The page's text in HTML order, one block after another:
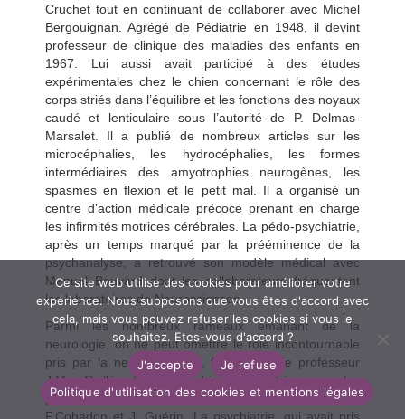
Cruchet tout en continuant de collaborer avec Michel
Bergouignan. Agrégé de Pédiatrie en 1948, il devint
professeur de clinique des maladies des enfants en
1967. Lui aussi avait participé à des études
expérimentales chez le chien concernant le rôle des
corps striés dans l’équilibre et les fonctions des noyaux
caudé et lenticulaire sous l’autorité de P. Delmas-
Marsalet. Il a publié de nombreux articles sur les
microcéphalies, les hydrocéphalies, les formes
intermédiaires des amyotrophies neurogènes, les
spasmes en flexion et le petit mal. Il a organisé un
centre d’action médicale précoce prenant en charge
les infirmités motrices cérébrales. La pédo-psychiatrie,
après un temps marqué par la prééminence de la
psychanalyse, a retrouvé son modèle médical avec
Manuel Bouvard dont les collaborateurs fréquentent
les laboratoires de Neurosciences.
Parmi les nombreux rameaux émanant de la
neurologie, on ne peut omettre le rôle incontournable
pris par la neuro-imagerie, fondée par le professeur
J.M. Caillé. La neurochirurgie, initiée par les
professeurs Louis, puis Henri Pouyanne, P.Leman,
F.Cohadon et J. Guérin. La psychiatrie, qui avait pris
Ce site web utilise des cookies pour améliorer votre
expérience. Nous supposons que vous êtes d'accord avec
cela, mais vous pouvez refuser les cookies si vous le
souhaitez. Etes-vous d'accord ?
J'accepte
Je refuse
Politique d'utilisation des cookies et mentions légales